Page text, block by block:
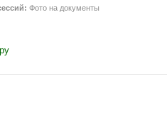
Фото на документы